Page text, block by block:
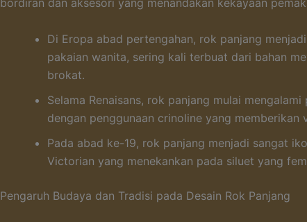
bordiran dan aksesori yang menandakan kekayaan
Di Eropa abad pertengahan, rok panjang
pakaian wanita, sering kali terbuat dari bahan
brokat.
Selama Renaisans, rok panjang mulai mengalami
dengan penggunaan crinoline yang memberikan
Pada abad ke-19, rok panjang menjadi sangat
Victorian yang menekankan pada siluet yang
Pengaruh Budaya dan Tradisi pada Desain Rok Panjang